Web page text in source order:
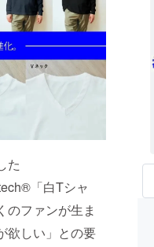
た
「白Tシャ
のファンが生ま
欲しい」との要